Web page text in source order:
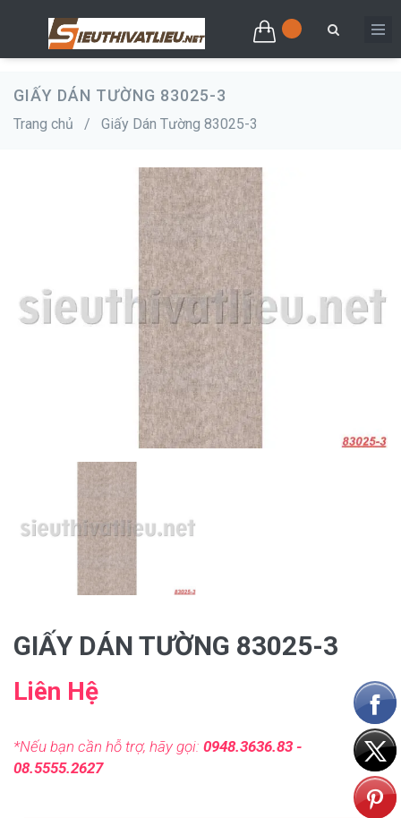
GIẤY DÁN TƯỜNG 83025-3
Trang chủ / Giấy Dán Tường 83025-3
GIẤY DÁN TƯỜNG 83025-3
Liên Hệ
*Nếu bạn cần hỗ trợ, hãy gọi: 0948.3636.83 -
08.5555.2627